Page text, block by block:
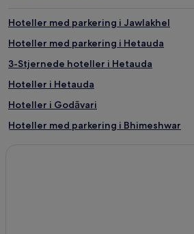
Hoteller med parkering i Jawlakhel
Hoteller med parkering i Hetauda
3-Stjernede hoteller i Hetauda
Hoteller i Hetauda
Hoteller i Godāvari
Hoteller med parkering i Bhimeshwar